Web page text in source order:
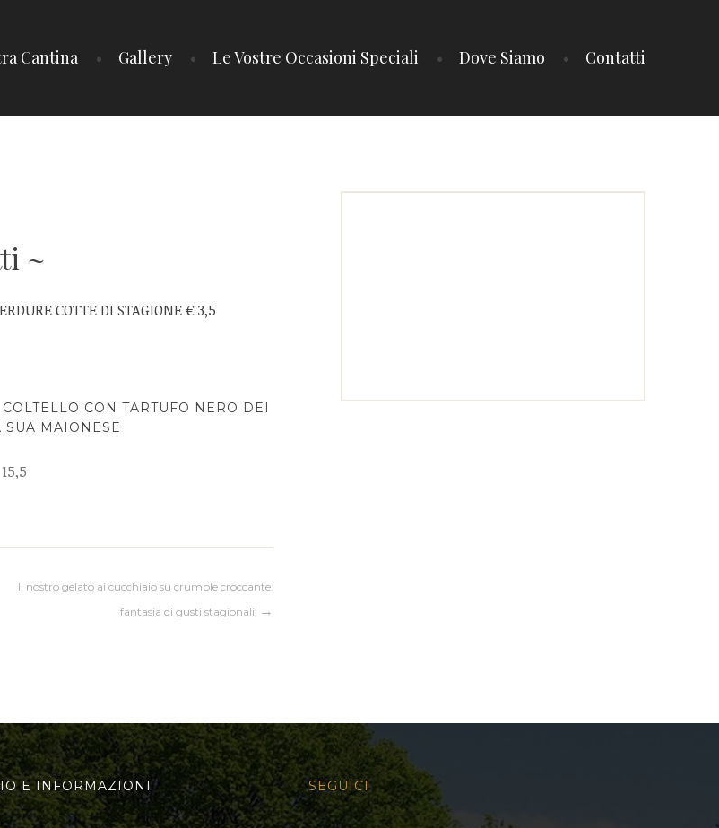
Cantina Gallery Le Vostre Occasioni Speciali Dove Siamo Contatti
COTTE DI STAGIONE € 3,5
CON TARTUFO NERO DEI
MAIONESE
15,5
Il nostro gelato ai cucchiaio su crumble croccante:
fantasia di gusti stagionali
E INFORMAZIONI SEGUICI